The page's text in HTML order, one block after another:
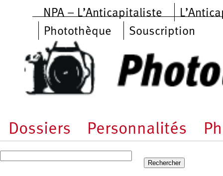
Aller au contenu principal
NPA – L’Anticapitaliste
Photothèque
Souscription
Dossiers Personnalités